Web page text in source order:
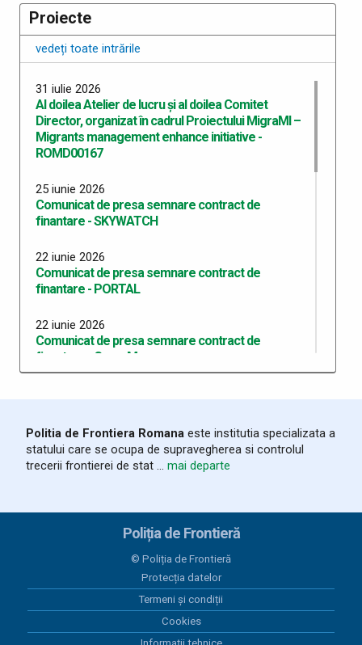
Proiecte
vedeți toate intrările
31 iulie 2026
Al doilea Atelier de lucru și al doilea Comitet
Director, organizat în cadrul Proiectului MigraMI –
Migrants management enhance initiative -
ROMD00167
25 iunie 2026
Comunicat de presa semnare contract de
finantare - SKYWATCH
22 iunie 2026
Comunicat de presa semnare contract de
finantare - PORTAL
22 iunie 2026
Comunicat de presa semnare contract de
finantare - CrossMove
03 iunie 2026
Comunicat de presa - primul atelier de lucru si
comitet director 2 - InvestiGate
01 aprilie 2026
Construire Centru de Screening - Galați
Comunicat de presa privind primul atelier de lucru
11-13 martie 2026 - MigraMi
16 martie 2026
Politia de Frontiera Romana este institutia specializata a
statului care se ocupa de supravegherea si controlul
trecerii frontierei de stat ... mai departe
Poliția de Frontieră
© Poliția de Frontieră
Protecția datelor
Termeni și condiții
Cookies